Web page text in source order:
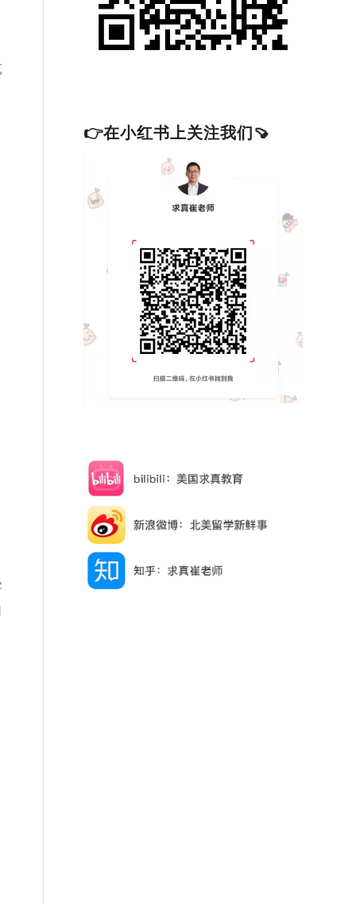
👉在小红书上关注我们🍠